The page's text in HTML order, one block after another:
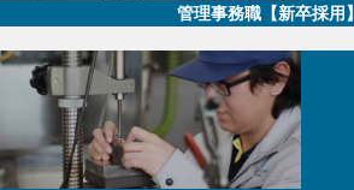
管理事務職【新卒採用】